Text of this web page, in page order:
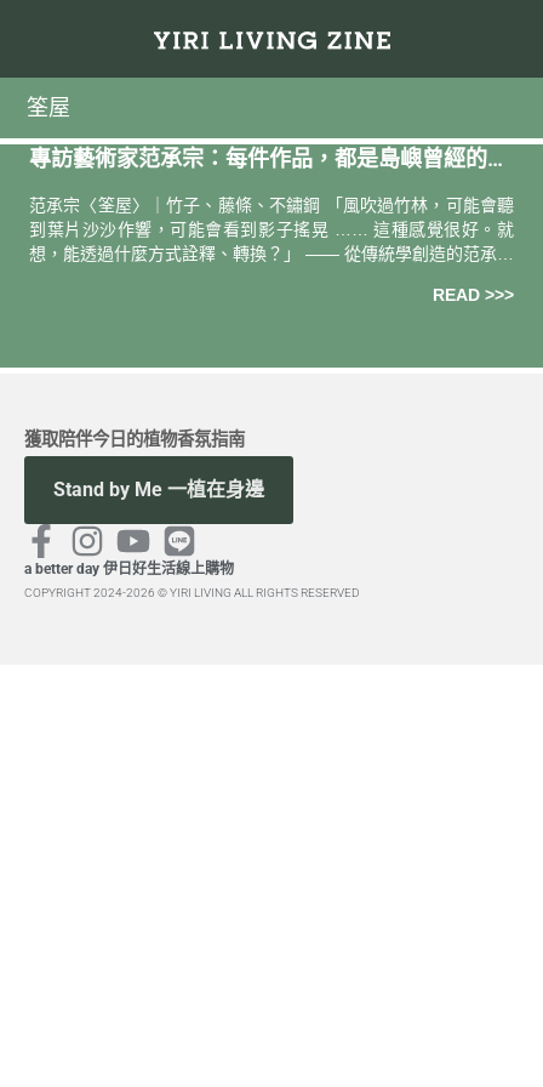
筌屋
專訪藝術家范承宗：每件作品，都是島嶼曾經的回
范承宗〈筌屋〉｜竹子、藤條、不鏽鋼 「風吹過竹林，可能會聽
到葉片沙沙作響，可能會看到影子搖晃 …… 這種感覺很好。就
想，能透過什麼方式詮釋、轉換？」 —— 從傳統學創造的范承宗
READ >>>
a better day 伊日好生活線上購物
COPYRIGHT 2024-2026 © YIRI LIVING ALL RIGHTS RESERVED
獲取陪伴今日的植物香氛指南
Stand by Me 一植在身邊